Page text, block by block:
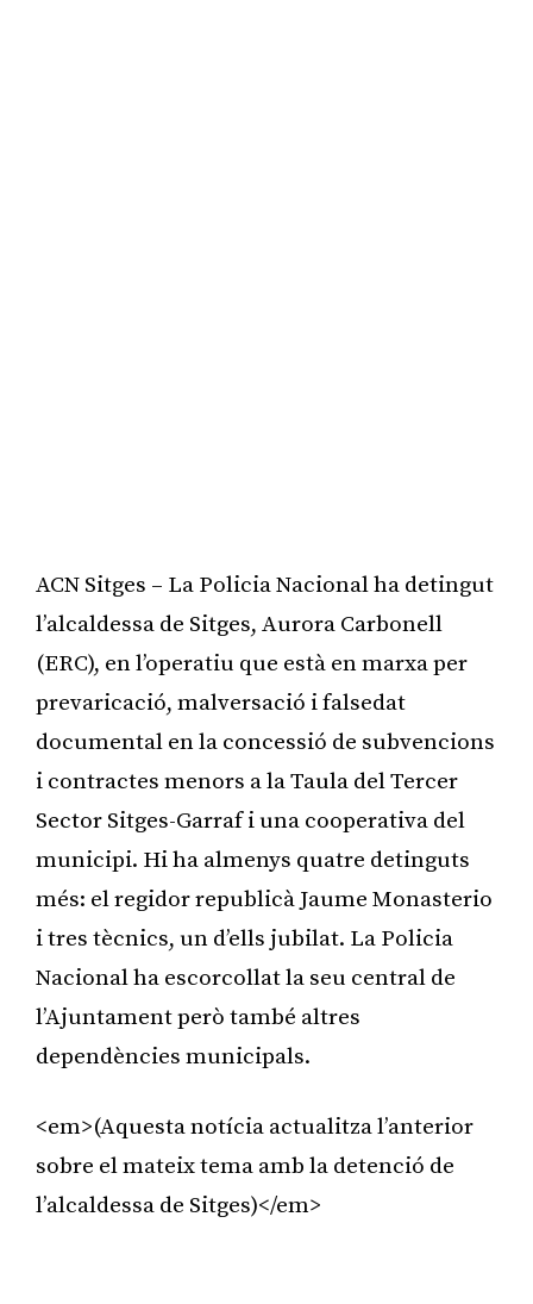
ACN Sitges – La Policia Nacional ha detingut
l’alcaldessa de Sitges, Aurora Carbonell
(ERC), en l’operatiu que està en marxa per
prevaricació, malversació i falsedat
documental en la concessió de subvencions
i contractes menors a la Taula del Tercer
Sector Sitges-Garraf i una cooperativa del
municipi. Hi ha almenys quatre detinguts
més: el regidor republicà Jaume Monasterio
i tres tècnics, un d’ells jubilat. La Policia
Nacional ha escorcollat la seu central de
l’Ajuntament però també altres
dependències municipals.
<em>(Aquesta notícia actualitza l’anterior
sobre el mateix tema amb la detenció de
l’alcaldessa de Sitges)</em>